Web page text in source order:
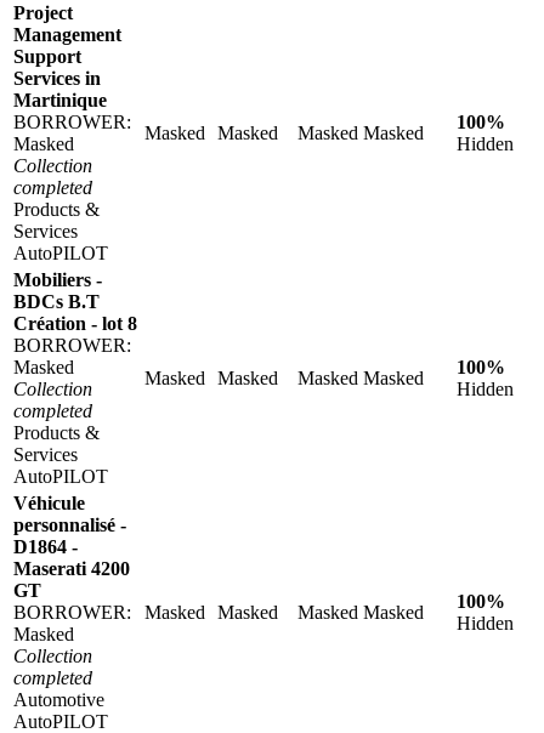
Project
Management
Support
Services in
Martinique
BORROWER:
Masked
Collection
completed
Products &
Services
AutoPILOT
Masked Masked Masked Masked
100%
Hidden
Mobiliers -
BDCs B.T
Création - lot 8
BORROWER:
Masked
Collection
completed
Products &
Services
AutoPILOT
Masked Masked Masked Masked
100%
Hidden
Véhicule
personnalisé -
D1864 -
Maserati 4200
GT
BORROWER:
Masked
Collection
completed
Automotive
AutoPILOT
Masked Masked Masked Masked
100%
Hidden